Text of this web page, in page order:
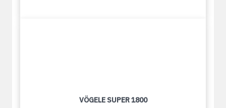
VÖGELE SUPER 1800